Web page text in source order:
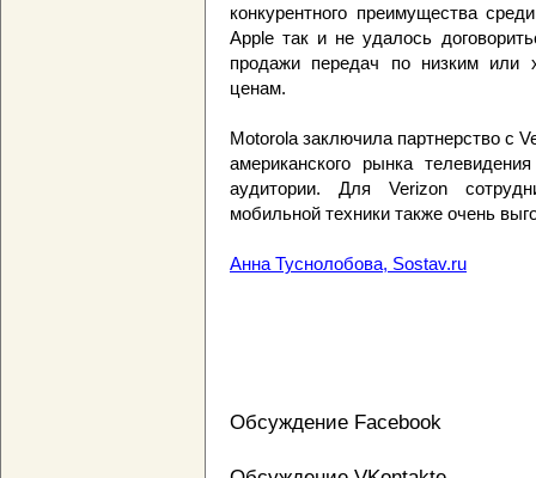
конкурентного преимущества
Apple так и не удалось
продажи передач по низким или
ценам.
Motorola заключила партнерство с
американского рынка
аудитории. Для Verizon
мобильной техники также очень
Анна Туснолобова, Sostav.ru
Обсуждение Facebook